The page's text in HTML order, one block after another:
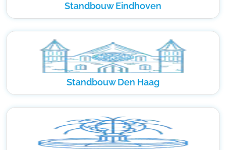
Standbouw Eindhoven
Standbouw Den Haag